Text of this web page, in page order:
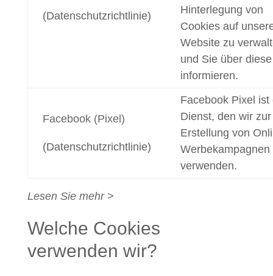
(Datenschutzrichtlinie)
Hinterlegung von
Cookies auf
Website zu
und Sie über
informieren.
Facebook (Pixel)
(Datenschutzrichtlinie)
Facebook Pixel ist
Dienst, den wir zur
Erstellung von
Werbekampagnen
verwenden.
Lesen Sie mehr >
Welche Cookies
verwenden wir?